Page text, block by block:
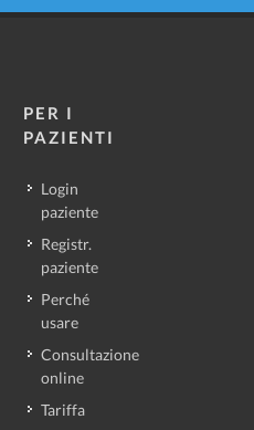
PER I
PAZIENTI
Login
paziente
Registr.
paziente
Perché
usare
Consultazione
online
Tariffa